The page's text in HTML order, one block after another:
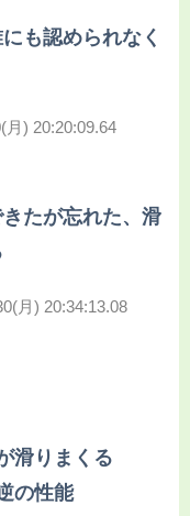
も認められなく
月) 20:20:09.64
たが忘れた、滑
月) 20:34:13.08
滑りまくる
の性能